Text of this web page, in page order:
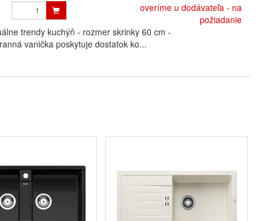
overíme u dodávateľa - na
požiadanie
trendy kuchýň - rozmer skrinky 60 cm -
vanička poskytuje dostatok ko...